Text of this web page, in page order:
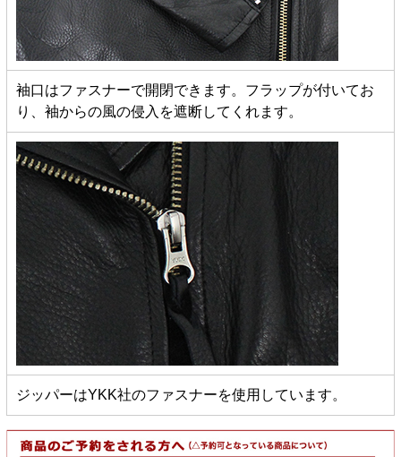
袖口はファスナーで開閉できます。フラップが付いてお
り、袖からの風の侵入を遮断してくれます。
ジッパーはYKK社のファスナーを使用しています。